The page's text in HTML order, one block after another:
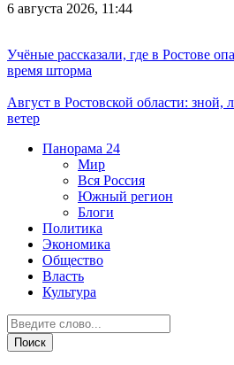
6 августа 2026, 11:44
Учёные рассказали, где в Ростове
время шторма
Август в Ростовской области:
ветер
Панорама 24
Мир
Вся Россия
Южный регион
Блоги
Политика
Экономика
Общество
Власть
Культура